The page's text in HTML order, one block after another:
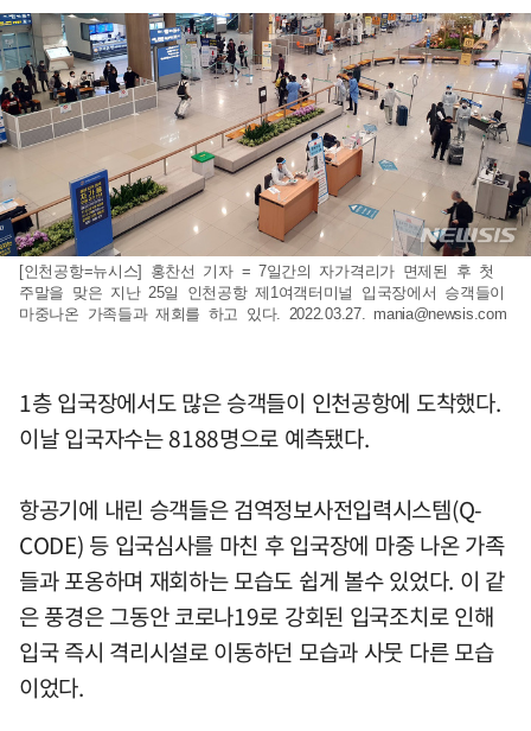
[인천공항=뉴시스] 홍찬선 기자 = 7일간의 자가격리가 면제된 후 첫
주말을 맞은 지난 25일 인천공항 제1여객터미널 입국장에서 승객들이
마중나온 가족들과 재회를 하고 있다. 2022.03.27. mania@newsis.com
1층 입국장에서도 많은 승객들이 인천공항에 도착했다.
이날 입국자수는 8188명으로 예측됐다.
항공기에 내린 승객들은 검역정보사전입력시스템(Q-
CODE) 등 입국심사를 마친 후 입국장에 마중 나온 가족
들과 포옹하며 재회하는 모습도 쉽게 볼수 있었다. 이 같
은 풍경은 그동안 코로나19로 강회된 입국조치로 인해
입국 즉시 격리시설로 이동하던 모습과 사뭇 다른 모습
이었다.